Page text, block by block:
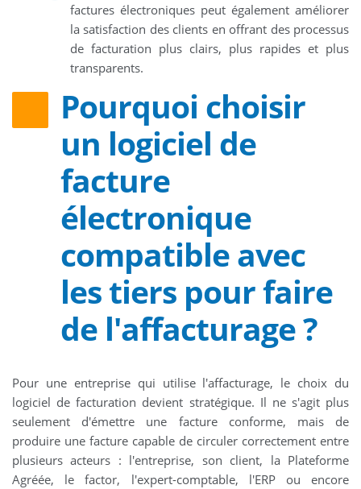
factures électroniques peut également améliorer
la satisfaction des clients en offrant des processus
de facturation plus clairs, plus rapides et plus
transparents.
Pourquoi choisir
un logiciel de
facture
électronique
compatible avec
les tiers pour faire
de l'affacturage ?
Pour une entreprise qui utilise l'affacturage, le choix du
logiciel de facturation devient stratégique. Il ne s'agit plus
seulement d'émettre une facture conforme, mais de
produire une facture capable de circuler correctement entre
plusieurs acteurs : l'entreprise, son client, la Plateforme
Agréée, le factor, l'expert-comptable, l'ERP ou encore